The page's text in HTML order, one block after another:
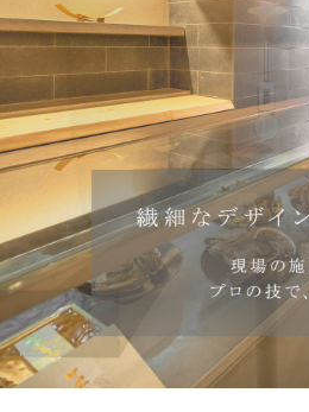
2023/05/18
名古屋で信頼できる店
2026/04/24
GWの休業期間のお知